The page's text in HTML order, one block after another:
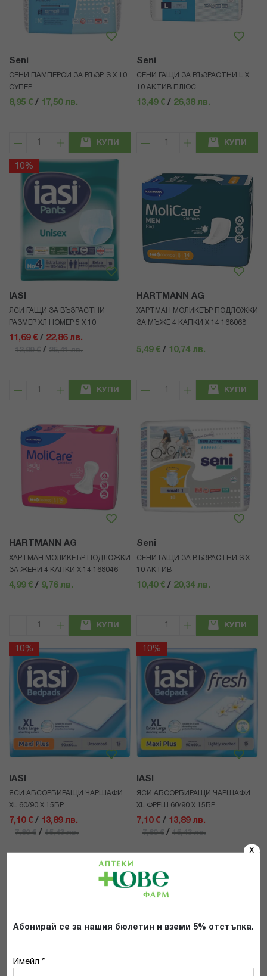
X
Абонирай се за нашия бюлетин и вземи 5% отстъпка.
Имейл *
Seni
СЕНИ ПАМПЕРСИ ЗА ВЪЗР. S Х 10
СУПЕР
8,95 € / 17,50 лв.
КУПИ
Seni
СЕНИ ГАЩИ ЗА ВЪЗРАСТНИ L Х
10 АКТИВ ПЛЮС
13,49 € / 26,38 лв.
КУПИ
10%
IASI
ЯСИ ГАЩИ ЗА ВЪЗРАСТНИ
РАЗМЕР ХЛ НОМЕР 5 Х 10
11,69 € / 22,86 лв.
12,99 € / 25,41 лв.
КУПИ
HARTMANN AG
ХАРТМАН МОЛИКЕЪР ПОДЛОЖКИ
ЗА МЪЖЕ 4 КАПКИ Х 14 168068
5,49 € / 10,74 лв.
КУПИ
HARTMANN AG
ХАРТМАН МОЛИКЕЪР ПОДЛОЖКИ
ЗА ЖЕНИ 4 КАПКИ Х 14 168046
4,99 € / 9,76 лв.
КУПИ
Seni
СЕНИ ГАЩИ ЗА ВЪЗРАСТНИ S Х
10 АКТИВ
10,40 € / 20,34 лв.
КУПИ
10%
IASI
ЯСИ АБСОРБИРАЩИ ЧАРШАФИ
XL 60/90 Х 15БР.
7,10 € / 13,89 лв.
7,89 € / 15,43 лв.
КУПИ
10%
IASI
ЯСИ АБСОРБИРАЩИ ЧАРШАФИ
XL ФРЕШ 60/90 Х 15БР.
7,10 € / 13,89 лв.
7,89 € / 15,43 лв.
10%